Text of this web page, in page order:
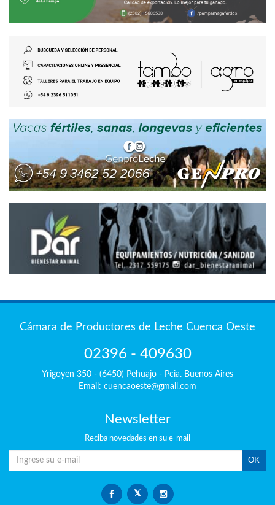
Cámara de Productores de Leche Cuenca Oeste
02396 - 409630
Yrigoyen 350 - (6450) Pehuajo - Pcia. Buenos Aires
Email: cuencaoeste@gmail.com
Newsletter
Reciba novedades en su e-mail
OK